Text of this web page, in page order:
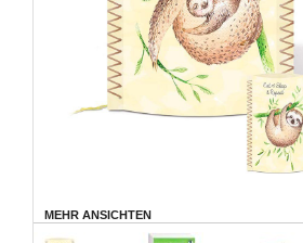
MEHR ANSICHTEN